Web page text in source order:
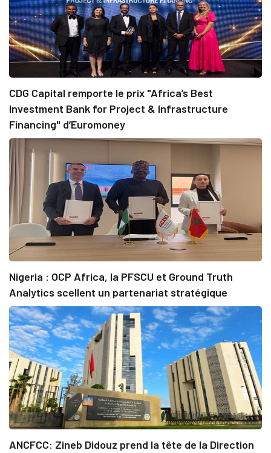
CDG Capital remporte le prix "Africa’s Best
Investment Bank for Project & Infrastructure
Financing" d’Euromoney
Nigeria : OCP Africa, la PFSCU et Ground Truth
Analytics scellent un partenariat stratégique
ANCFCC: Zineb Didouz prend la tête de la Direction